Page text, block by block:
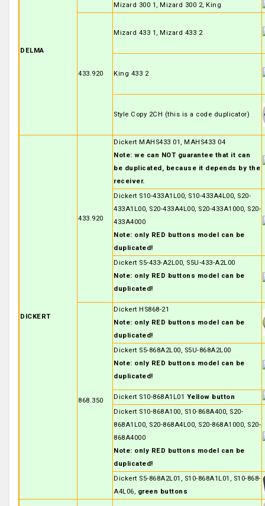
DELMA
Mizard 300 1, Mizard 300 2, King
433.920
Mizard 433 1, Mizard 433 2
King 433 2
Style Copy 2CH (this is a code duplicator)
DICKERT
433.920
Dickert MAHS433 01, MAHS433 04
Note: we can NOT guarantee that it can
be duplicated, because it depends by the
receiver.
Dickert S10-433A1L00, S10-433A4L00, S20-
433A1L00, S20-433A4L00, S20-433A1000, S20-
433A4000
Note: only RED buttons model can be
duplicated!
Dickert S5-433-A2L00, S5U-433-A2L00
Note: only RED buttons model can be
duplicated!
868.350
Dickert HS868-21
Note: only RED buttons model can be
duplicated!
Dickert S5-868A2L00, S5U-868A2L00
Note: only RED buttons model can be
duplicated!
Dickert S10-868A1L01 Yellow button
Dickert S10-868A100, S10-868A400, S20-
868A1L00, S20-868A4L00, S20-868A1000, S20-
868A4000
Note: only RED buttons model can be
duplicated!
Dickert S5-868A2L01, S10-868A1L01, S10-868-
A4L06, green buttons